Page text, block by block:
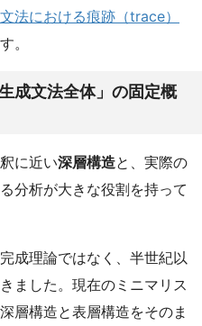
法における痕跡（trace）
。
成文法全体」の固定概
に近い深層構造と、実際の
分析が大きな役割を持って
成理論ではなく、半世紀以
ました。現在のミニマリス
層構造と表層構造をそのま